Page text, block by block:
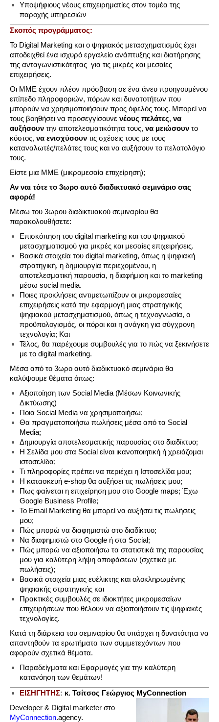
Υποψήφιους νέους επιχειρηματίες στον τομέα της
παροχής υπηρεσιών
Σκοπός προγράμματος:
Το Digital Marketing και ο ψηφιακός μετασχηματισμός έχει
αποδειχθεί ένα ισχυρό εργαλείο ανάπτυξης και διατήρησης
της ανταγωνιστικότητας για τις μικρές και μεσαίες
επιχειρήσεις.
Οι ΜΜΕ έχουν πλέον πρόσβαση σε ένα άνευ προηγουμένου
επίπεδο πληροφοριών, πόρων και δυνατοτήτων που
μπορούν να χρησιμοποιήσουν προς όφελός τους. Μπορεί να
τους βοηθήσει να προσεγγίσουνε νέους πελάτες, να
αυξήσουν την αποτελεσματικότητα τους, να μειώσουν το
κόστος, να ενισχύσουν τις σχέσεις τους με τους
καταναλωτές/πελάτες τους και να αυξήσουν το πελατολόγιο
τους.
Είστε μια ΜΜΕ (μικρομεσαία επιχείρηση);
Αν ναι τότε το 3ωρο αυτό διαδικτυακό σεμινάριο σας
αφορά!
Μέσω του 3ωρου διαδικτυακού σεμιναρίου θα
παρακολουθήσετε:
Επισκόπηση του digital marketing και του ψηφιακού
μετασχηματισμού για μικρές και μεσαίες επιχειρήσεις.
Βασικά στοιχεία του digital marketing, όπως η ψηφιακή
στρατηγική, η δημιουργία περιεχομένου, η
αποτελεσματική παρουσία, η διαφήμιση και το marketing
μέσω social media.
Ποιες προκλήσεις αντιμετωπίζουν οι μικρομεσαίες
επιχειρήσεις κατά την εφαρμογή μιας στρατηγικής
ψηφιακού μετασχηματισμού, όπως η τεχνογνωσία, ο
προϋπολογισμός, οι πόροι και η ανάγκη για σύγχρονη
τεχνολογία; Και
Τέλος, θα παρέχουμε συμβουλές για το πώς να ξεκινήσετε
με το digital marketing.
Μέσα από το 3ωρο αυτό διαδικτυακό σεμινάριο θα
καλύψουμε θέματα όπως:
Αξιοποίηση των Social Media (Μέσων Κοινωνικής
Δικτύωσης)
Ποια Social Media να χρησιμοποιήσω;
Θα πραγματοποιήσω πωλήσεις μέσα από τα Social
Media;
Δημιουργία αποτελεσματικής παρουσίας στο διαδίκτυο;
Η Σελίδα μου στα Social είναι ικανοποιητική ή χρειάζομαι
ιστοσελίδα;
Τι πληροφορίες πρέπει να περιέχει η Ιστοσελίδα μου;
Η κατασκευή e-shop θα αυξήσει τις πωλήσεις μου;
Πως φαίνεται η επιχείρηση μου στο Google maps; Έχω
Google Business Profile;
Το Email Marketing θα μπορεί να αυξήσει τις πωλήσεις
μου;
Πώς μπορώ να διαφημιστώ στο διαδίκτυο;
Να διαφημιστώ στο Google ή στα Social;
Πώς μπορώ να αξιοποιήσω τα στατιστικά της παρουσίας
μου για καλύτερη λήψη αποφάσεων (σχετικά με
πωλήσεις);
Βασικά στοιχεία μιας ευέλικτης και ολοκληρωμένης
ψηφιακής στρατηγικής και
Πρακτικές συμβουλές σε ιδιοκτήτες μικρομεσαίων
επιχειρήσεων που θέλουν να αξιοποιήσουν τις ψηφιακές
τεχνολογίες.
Κατά τη διάρκεια του σεμιναρίου θα υπάρχει η δυνατότητα να
απαντηθούν τα ερωτήματα των συμμετεχόντων που
αφορούν σχετικά θέματα.
Παραδείγματα και Εφαρμογές για την καλύτερη
κατανόηση των θεμάτων!
ΕΙΣΗΓΗΤΗΣ: κ. Τσίτσος Γεώργιος MyConnection
Developer & Digital marketer στο
MyConnection.agency.